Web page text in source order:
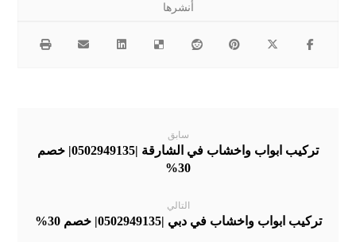
سابق
تركيب ابواب واخشاب في الشارقة |0502949135| خصم
30%
التالي
تركيب ابواب واخشاب في دبي |0502949135| خصم 30%